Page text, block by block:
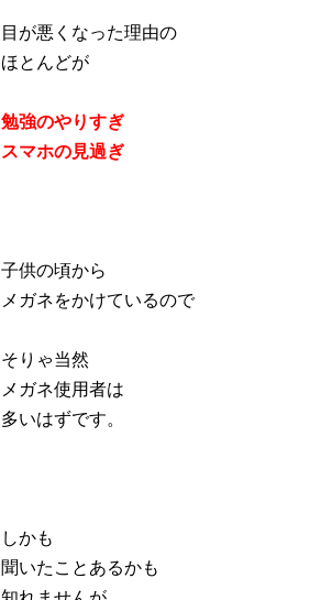
目が悪くなった理由の
ほとんどが
勉強のやりすぎ
スマホの見過ぎ
子供の頃から
メガネをかけているので
そりゃ当然
メガネ使用者は
多いはずです。
しかも
聞いたことあるかも